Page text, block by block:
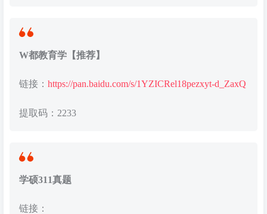
W都教育学【推荐】
链接： https://pan.baidu.com/s/1YZICRel18pezxyt-d_ZaxQ
提取码：2233
学硕311真题
链接：